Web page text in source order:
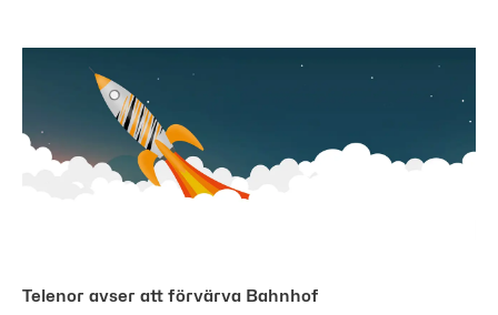
Telenor avser att förvärva Bahnhof